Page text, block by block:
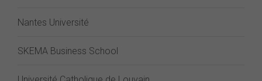
Nantes Université
SKEMA Business School